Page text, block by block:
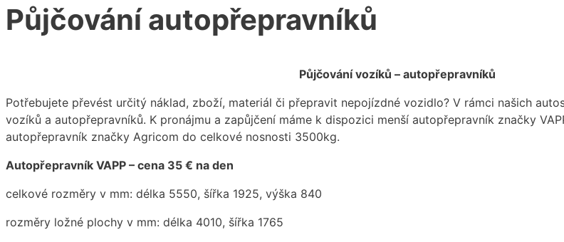
Půjčování autopřepravníků
Půjčování vozíků – autopřepravníků
Potřebujete převést určitý náklad, zboží, materiál či přepravit nepojízdné vozidlo? V rámci našich
vozíků a autopřepravníků. K pronájmu a zapůjčení máme k dispozici menší autopřepravník značky
autopřepravník značky Agricom do celkové nosnosti 3500kg.
Autopřepravník VAPP – cena 35 € na den
celkové rozměry v mm: délka 5550, šířka 1925, výška 840
rozměry ložné plochy v mm: délka 4010, šířka 1765